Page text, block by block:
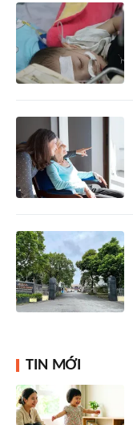
TIN MỚI